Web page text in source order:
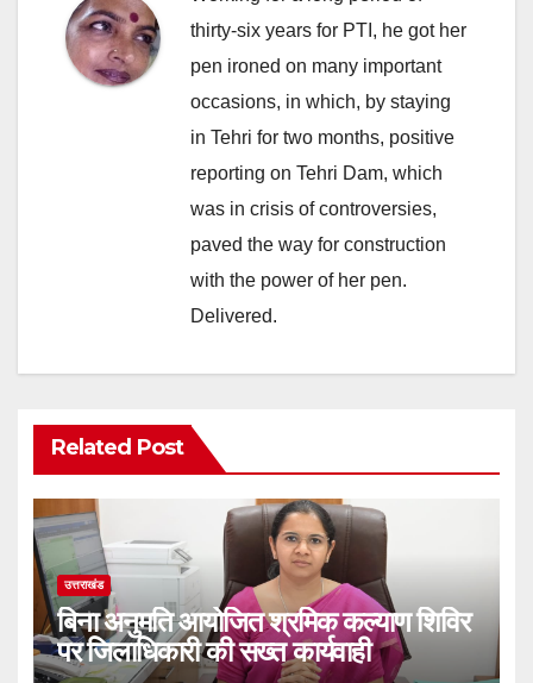
thirty-six years for PTI, he got her
pen ironed on many important
occasions, in which, by staying
in Tehri for two months, positive
reporting on Tehri Dam, which
was in crisis of controversies,
paved the way for construction
with the power of her pen.
Delivered.
Related Post
उत्तराखंड
बिना अनुमति आयोजित श्रमिक कल्याण शिविर
पर जिलाधिकारी की सख्त कार्यवाही